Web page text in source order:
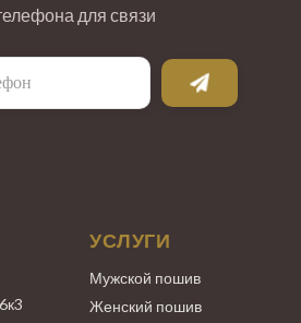
для связи
УСЛУГИ
Мужской пошив
Женский пошив